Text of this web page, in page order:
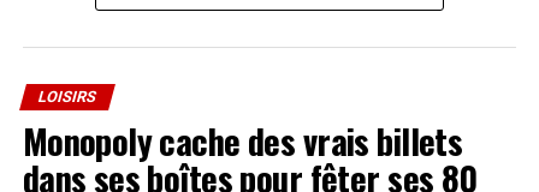
LOISIRS
Monopoly cache des vrais billets
dans ses boîtes pour fêter ses 80